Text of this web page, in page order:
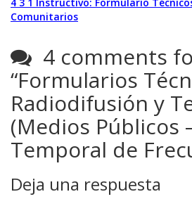
Comunitarios
4 comments
“Formularios
Radiodifusión y
(Medios Públicos
Temporal de
Deja una respuesta